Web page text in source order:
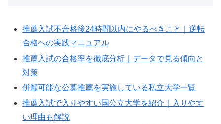
推薦入試不合格後24時間以内にやるべきこと｜逆転
合格への実践マニュアル
推薦入試の合格率を徹底分析｜データで見る傾向と
対策
併願可能な公募推薦を実施している私立大学一覧
推薦入試で入りやすい国公立大学を紹介｜入りやす
い理由も解説